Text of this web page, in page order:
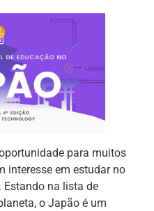
para muitos
interesse em estudar no
na lista de
o Japão é um